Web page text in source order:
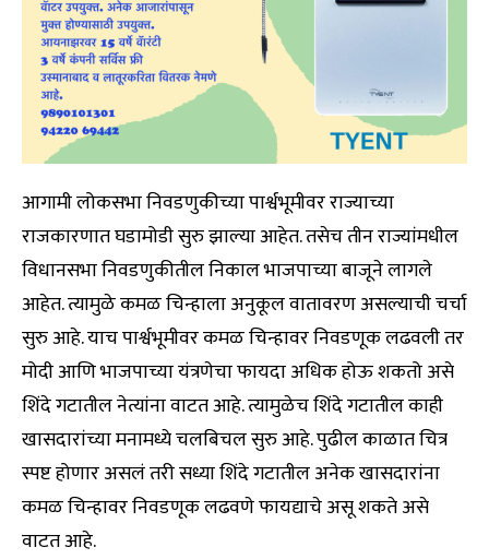
आगामी लोकसभा निवडणुकीच्या पार्श्वभूमीवर राज्याच्या
राजकारणात घडामोडी सुरु झाल्या आहेत. तसेच तीन राज्यांमधील
विधानसभा निवडणुकीतील निकाल भाजपाच्या बाजूने लागले
आहेत. त्यामुळे कमळ चिन्हाला अनुकूल वातावरण असल्याची चर्चा
सुरु आहे. याच पार्श्वभूमीवर कमळ चिन्हावर निवडणूक लढवली तर
मोदी आणि भाजपाच्या यंत्रणेचा फायदा अधिक होऊ शकतो असे
शिंदे गटातील नेत्यांना वाटत आहे. त्यामुळेच शिंदे गटातील काही
खासदारांच्या मनामध्ये चलबिचल सुरु आहे. पुढील काळात चित्र
स्पष्ट होणार असलं तरी सध्या शिंदे गटातील अनेक खासदारांना
कमळ चिन्हावर निवडणूक लढवणे फायद्याचे असू शकते असे
वाटत आहे.